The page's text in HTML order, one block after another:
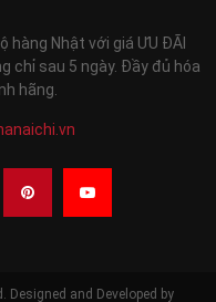
hàng Nhật với giá ƯU ĐÃI
chỉ sau 5 ngày. Đầy đủ hóa
hãng.
Designed and Developed by